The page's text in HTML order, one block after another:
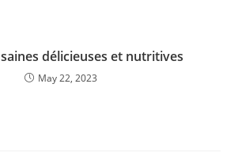
délicieuses et nutritives
May 22, 2023